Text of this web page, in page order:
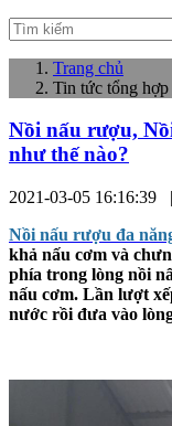
Trang chủ
Tin tức tổng hợp
Nồi nấu rượu,
như thế nào?
2021-03-05 16:16:39
Nồi nấu rượu đa
khả nấu cơm và
phía trong lòng nồi
nấu cơm. Lần lượt
nước rồi đưa vào